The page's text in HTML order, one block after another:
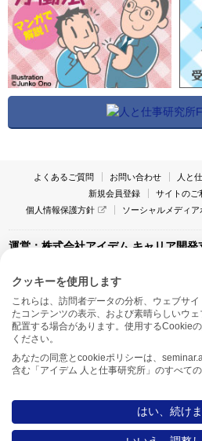
よくあるご質問 お問い合わせ 人と
新規会員登録
サイトのご
個人情報保護方針
ソーシャルメディア
運営：株式会社アイデム キャリア開
〒160-0022 東京都新宿区新宿1-4-10
アイデム本社ビル TEL:03-5269-6020
〒550-0005 大阪府大阪市西区西本町1-13-43
アイデム西本町ビル7F TEL:06-7662-2800
Copyright AIDEM Inc. All
クッキーを使用します
これらは、訪問者データの分析、ウェブサ
たコンテンツの表示、および素晴らしいウ
配置する場合があります。使用するCookie
ください。
あなたの同意とcookieポリシーは、
含む「アイデム 人と仕事研究所」のすべて
はい、続け